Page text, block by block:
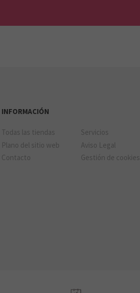
INFORMACIÓN
Todas las tiendas
Servicios
Plano del sitio web
Aviso Legal
Contacto
Gestión de cookies